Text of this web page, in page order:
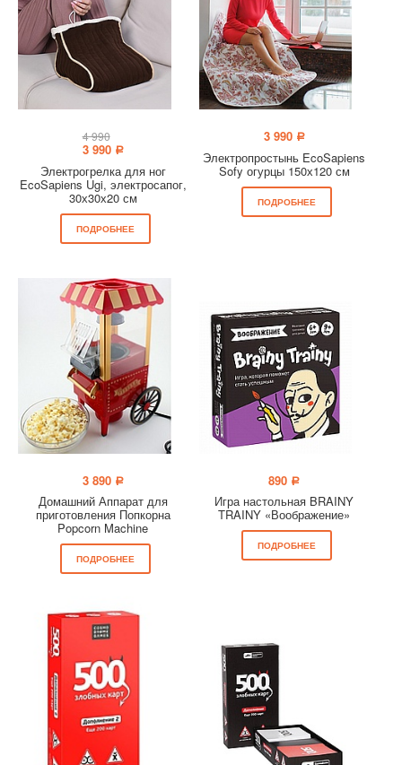
4 990
3 990 a
Электрогрелка для ног
EcoSapiens Ugi, электросапог,
30х30х20 см
ПОДРОБНЕЕ
3 990 a
Электропростынь EcoSapiens
Sofy огурцы 150х120 см
ПОДРОБНЕЕ
3 890 a
Домашний Аппарат для
приготовления Попкорна
Popcorn Machine
ПОДРОБНЕЕ
890 a
Игра настольная BRAINY
TRAINY «Воображение»
ПОДРОБНЕЕ